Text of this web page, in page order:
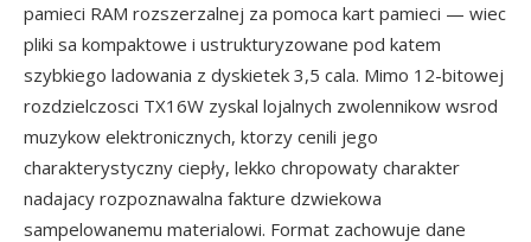
pamieci RAM rozszerzalnej za pomoca kart pamieci — wiec
pliki sa kompaktowe i ustrukturyzowane pod katem
szybkiego ladowania z dyskietek 3,5 cala. Mimo 12-bitowej
rozdzielczosci TX16W zyskal lojalnych zwolennikow wsrod
muzykow elektronicznych, ktorzy cenili jego
charakterystyczny ciepły, lekko chropowaty charakter
nadajacy rozpoznawalna fakture dzwiekowa
sampelowanemu materialowi. Format zachowuje dane